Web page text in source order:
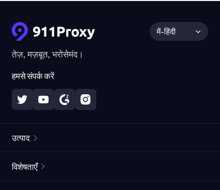
तेज़, मज़बूत, भरोसेमंद।
हमसे संपर्क करें
में-हिंदी
उत्पाद
विशेषताएँ